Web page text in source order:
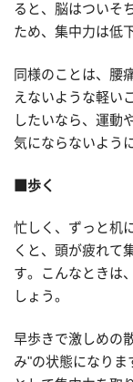
ると、脳はついそ
ため、集中力は低
同様のことは、腰
えないような軽い
したいなら、運動
気にならないよう
■歩く
忙しく、ずっと机
くと、頭が疲れて
す。こんなときは
しょう。
早歩きで激しめの
み"の状態になりま